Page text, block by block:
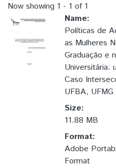
Now showing 1 - 1 of 1
Name:
Políticas de
as Mulheres
Graduação e
Universitária:
Caso
UFBA, UFMG
Size:
11.88 MB
Format:
Adobe
Format